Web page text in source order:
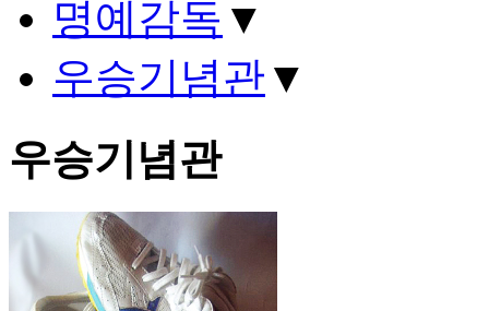
명예감독 ▼
우승기념관 ▼
우승기념관